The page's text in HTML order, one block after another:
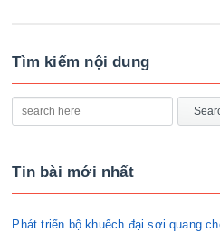
Tìm kiếm nội dung
Tin bài mới nhất
Phát triển bộ khuếch đại sợi quang